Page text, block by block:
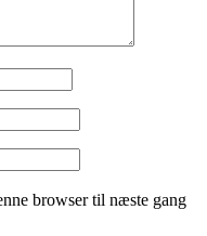
browser til næste gang